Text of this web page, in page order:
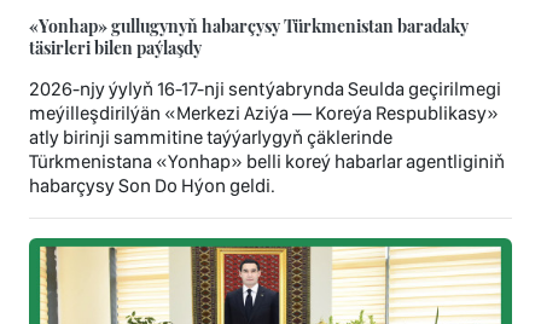
«Yonhap» gullugynyň habarçysy Türkmenistan baradaky
täsirleri bilen paýlaşdy
2026-njy ýylyň 16-17-nji sentýabrynda Seulda geçirilmegi
meýilleşdirilýän «Merkezi Aziýa — Koreýa Respublikasy»
atly birinji sammitine taýýarlygyň çäklerinde
Türkmenistana «Yonhap» belli koreý habarlar agentliginiň
habarçysy Son Dо Hýon geldi.